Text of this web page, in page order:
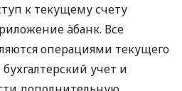
к текущему счету
àбанк. Все
операциями текущего
учет и